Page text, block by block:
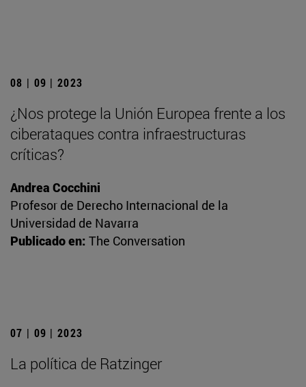
08 | 09 | 2023
¿Nos protege la Unión Europea frente a los
ciberataques contra infraestructuras
críticas?
Andrea Cocchini
Profesor de Derecho Internacional de la
Universidad de Navarra
Publicado en: The Conversation
07 | 09 | 2023
La política de Ratzinger